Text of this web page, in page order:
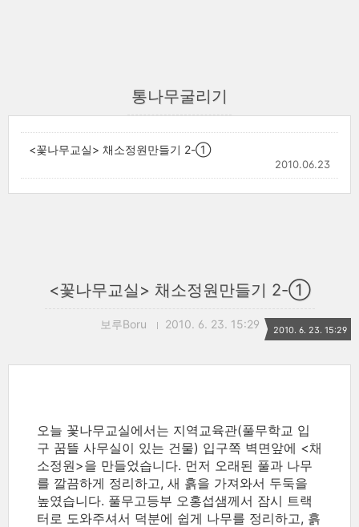
통나무굴리기
<꽃나무교실> 채소정원만들기 2-①
2010.06.23
<꽃나무교실> 채소정원만들기 2-①
보루Boru 2010. 6. 23. 15:29 2010. 6. 23. 15:29
오늘 꽃나무교실에서는 지역교육관(풀무학교 입
구 꿈뜰 사무실이 있는 건물) 입구쪽 벽면앞에 <채
소정원>을 만들었습니다. 먼저 오래된 풀과 나무
를 깔끔하게 정리하고, 새 흙을 가져와서 두둑을
높였습니다. 풀무고등부 오홍섭샘께서 잠시 트랙
터로 도와주셔서 덕분에 쉽게 나무를 정리하고, 흙